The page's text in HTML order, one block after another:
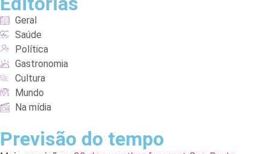
Geral
Saúde
Política
Gastronomia
Cultura
Mundo
Na mídia
Previsão do tempo